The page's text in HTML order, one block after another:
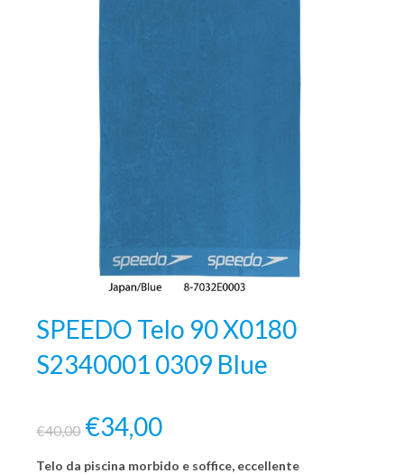
SPEEDO Telo 90 X0180
S2340001 0309 Blue
€40,00 €34,00
Telo da piscina morbido e soffice, eccellente